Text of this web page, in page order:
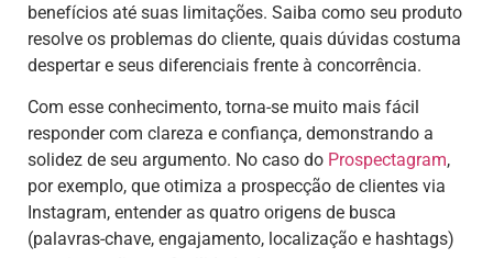
benefícios até suas limitações. Saiba como seu produto
resolve os problemas do cliente, quais dúvidas costuma
despertar e seus diferenciais frente à concorrência.
Com esse conhecimento, torna-se muito mais fácil
responder com clareza e confiança, demonstrando a
solidez de seu argumento. No caso do Prospectagram,
por exemplo, que otimiza a prospecção de clientes via
Instagram, entender as quatro origens de busca
(palavras-chave, engajamento, localização e hashtags)